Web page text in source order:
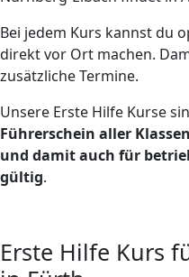
Bei jedem Kurs kannst du
direkt vor Ort machen.
zusätzliche Termine.
Unsere Erste Hilfe Kurse
Führerschein aller Klassen
und damit auch für
gültig.
Erste Hilfe Kurs